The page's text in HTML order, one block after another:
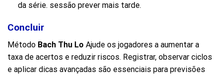
da série. sessão prevermais tarde.
Concluir
Método Bach Thu Lo Ajude os jogadores a aumentar a
taxa de acertos e reduzir riscos. Registrar, observar ciclos
e aplicar dicas avançadas são essenciais para previsões